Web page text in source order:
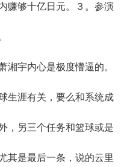
赚够十亿日元。３。参演
宇内心是极度懵逼的。
生涯有关，要么和系统成
，另三个任务和篮球或是
其是最后一条，说的云里